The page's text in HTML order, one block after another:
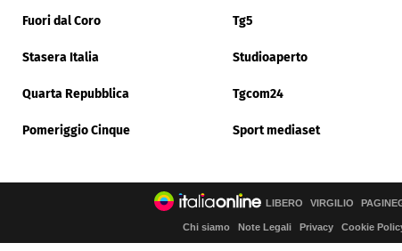
Fuori dal Coro Tg5
Stasera Italia Studioaperto
Quarta Repubblica Tgcom24
Pomeriggio Cinque Sport mediaset
LIBERO VIRGILIO
Chi siamo Note Legali Privacy Cookie